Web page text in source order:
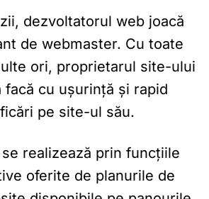
dezvoltatorul webjoacă
de webmaster. Cu toate
ori, proprietarul site-ului
facă cu ușurință și rapid
pe site-ul său.
realizează prin funcțiile
oferite de planurile de